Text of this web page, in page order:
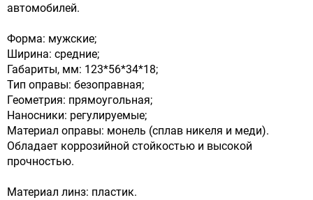
автомобилей.
Форма: мужские;
Ширина: средние;
Габариты, мм: 123*56*34*18;
Тип оправы: безоправная;
Геометрия: прямоугольная;
Наносники: регулируемые;
Материал оправы: монель (сплав никеля и меди).
Обладает коррозийной стойкостью и высокой
прочностью.
Материал линз: пластик.